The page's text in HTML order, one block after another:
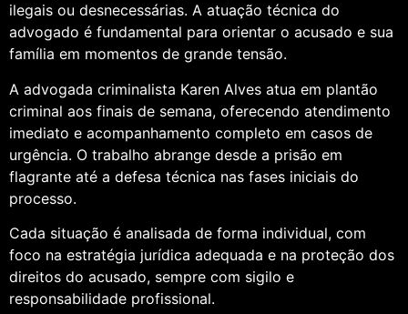
ilegais ou desnecessárias. A atuação técnica do
advogado é fundamental para orientar o acusado e sua
família em momentos de grande tensão.
A advogada criminalista Karen Alves atua em plantão
criminal aos finais de semana, oferecendo atendimento
imediato e acompanhamento completo em casos de
urgência. O trabalho abrange desde a prisão em
flagrante até a defesa técnica nas fases iniciais do
processo.
Cada situação é analisada de forma individual, com
foco na estratégia jurídica adequada e na proteção dos
direitos do acusado, sempre com sigilo e
responsabilidade profissional.